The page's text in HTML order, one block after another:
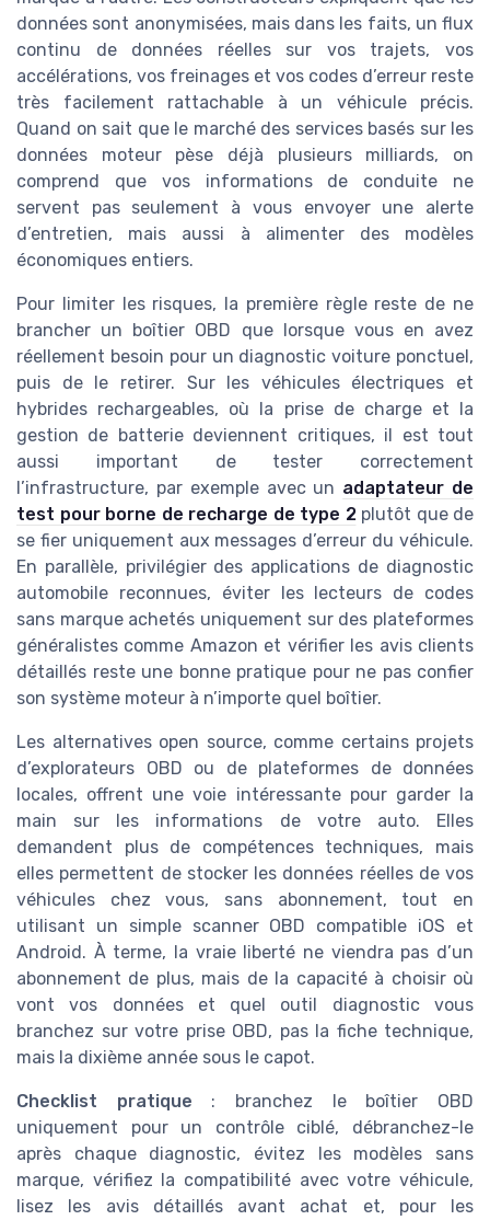
données sont anonymisées, mais dans les faits, un flux
continu de données réelles sur vos trajets, vos
accélérations, vos freinages et vos codes d’erreur reste
très facilement rattachable à un véhicule précis.
Quand on sait que le marché des services basés sur les
données moteur pèse déjà plusieurs milliards, on
comprend que vos informations de conduite ne
servent pas seulement à vous envoyer une alerte
d’entretien, mais aussi à alimenter des modèles
économiques entiers.
Pour limiter les risques, la première règle reste de ne
brancher un boîtier OBD que lorsque vous en avez
réellement besoin pour un diagnostic voiture ponctuel,
puis de le retirer. Sur les véhicules électriques et
hybrides rechargeables, où la prise de charge et la
gestion de batterie deviennent critiques, il est tout
aussi important de tester correctement
l’infrastructure, par exemple avec un adaptateur de
test pour borne de recharge de type 2plutôt que de
se fier uniquement aux messages d’erreur du véhicule.
En parallèle, privilégier des applications de diagnostic
automobile reconnues, éviter les lecteurs de codes
sans marque achetés uniquement sur des plateformes
généralistes comme Amazon et vérifier les avis clients
détaillés reste une bonne pratique pour ne pas confier
son système moteur à n’importe quel boîtier.
Les alternatives open source, comme certains projets
d’explorateurs OBD ou de plateformes de données
locales, offrent une voie intéressante pour garder la
main sur les informations de votre auto. Elles
demandent plus de compétences techniques, mais
elles permettent de stocker les données réelles de vos
véhicules chez vous, sans abonnement, tout en
utilisant un simple scanner OBD compatible iOS et
Android. À terme, la vraie liberté ne viendra pas d’un
abonnement de plus, mais de la capacité à choisir où
vont vos données et quel outil diagnostic vous
branchez sur votre prise OBD, pas la fiche technique,
mais la dixième année sous le capot.
Checklist pratique : branchez le boîtier OBD
uniquement pour un contrôle ciblé, débranchez-le
après chaque diagnostic, évitez les modèles sans
marque, vérifiez la compatibilité avec votre véhicule,
lisez les avis détaillés avant achat et, pour les